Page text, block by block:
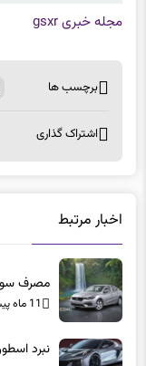
مجله خبری gsxr
برچسب ها
اشتراک گذاری
اخبار مرتبط
مصرف سوخت
11 ماه پیش